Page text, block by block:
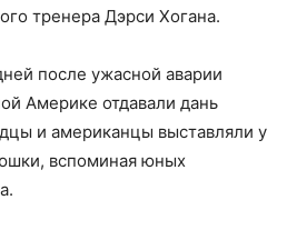
тренера Дэрси Хогана.
после ужасной аварии
Америке отдавали дань
и американцы выставляли у
вспоминая юных